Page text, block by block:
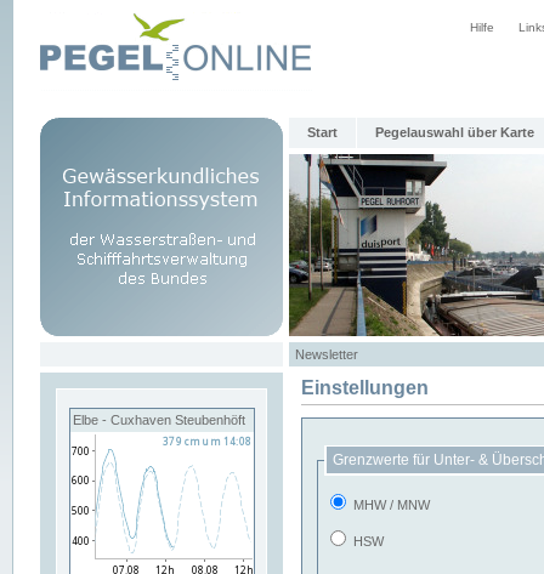
Hilfe
Start Pegelauswahl über Karte
Newsletter
Elbe - Cuxhaven Steubenhöft
Einstellungen
Grenzwerte für Unter- &
MHW / MNW
HSW